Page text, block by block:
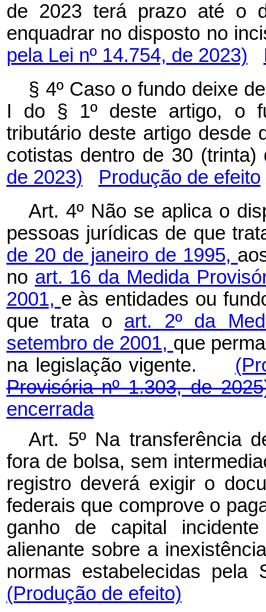
de 2023 terá prazo até o
enquadrar no disposto no
pela Lei nº 14.754, de 2023)
§ 4º Caso o fundo deixe
I do § 1º deste artigo, o
tributário deste artigo desde
cotistas dentro de 30 (trinta)
de 2023)
Produção de efeito
Art. 4º Não se aplica o
pessoas jurídicas de que
de 20 de janeiro de 1995,
no art. 16 da Medida
2001, e às entidades ou
que trata o art. 2º da
setembro de 2001, que
na legislação vigente.
Provisória nº 1.303, de
encerrada
Art. 5º Na transferência
fora de bolsa, sem
registro deverá exigir o
federais que comprove o
ganho de capital
alienante sobre a
normas estabelecidas
(Produção de efeito)